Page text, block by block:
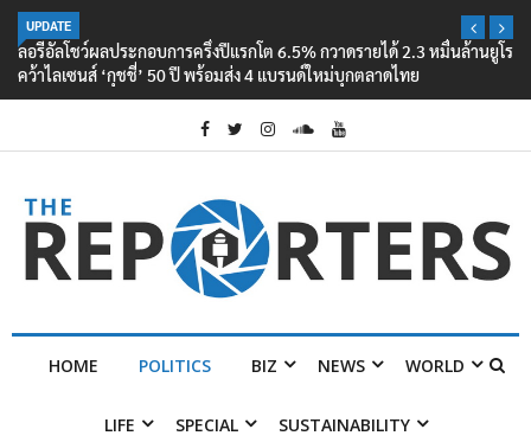
UPDATE
ลอรีอัลโชว์ผลประกอบการครึ่งปีแรกโต 6.5% กวาดรายได้ 2.3 หมื่นล้านยูโร
คว้าไลเซนส์ ‘กุชชี่’ 50 ปี พร้อมส่ง 4 แบรนด์ใหม่บุกตลาดไทย
HOME POLITICS BIZ NEWS WORLD
LIFE SPECIAL SUSTAINABILITY